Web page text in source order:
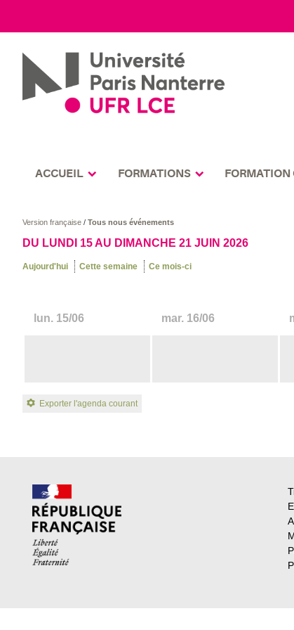
ACCUEIL FORMATIONS
Version française/ Tous nous événements
DU LUNDI 15 AU DIMANCHE 21 JUIN 2026
Aujourd'hui Cette semaine Ce mois-ci
lun. 15/06 mar. 16/06
Exporter l'agenda courant